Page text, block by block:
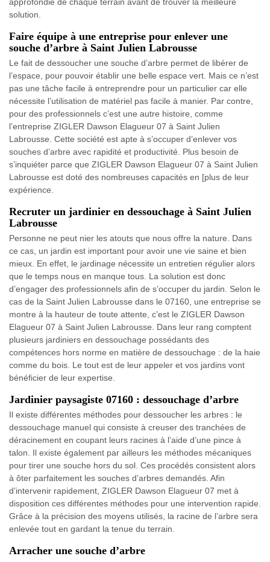
approfondie de chaque terrain avant de trouver la meilleure
solution.
Faire équipe à une entreprise pour enlever une
souche d’arbre à Saint Julien Labrousse
Le fait de dessoucher une souche d’arbre permet de libérer de
l’espace, pour pouvoir établir une belle espace vert. Mais ce n’est
pas une tâche facile à entreprendre pour un particulier car elle
nécessite l’utilisation de matériel pas facile à manier. Par contre,
pour des professionnels c’est une autre histoire, comme
l’entreprise ZIGLER Dawson Elagueur 07 à Saint Julien
Labrousse. Cette société est apte à s’occuper d’enlever vos
souches d’arbre avec rapidité et productivité. Plus besoin de
s’inquiéter parce que ZIGLER Dawson Elagueur 07 à Saint Julien
Labrousse est doté des nombreuses capacités en [plus de leur
expérience.
Recruter un jardinier en dessouchage à Saint Julien
Labrousse
Personne ne peut nier les atouts que nous offre la nature. Dans
ce cas, un jardin est important pour avoir une vie saine et bien
mieux. En effet, le jardinage nécessite un entretien régulier alors
que le temps nous en manque tous. La solution est donc
d’engager des professionnels afin de s’occuper du jardin. Selon le
cas de la Saint Julien Labrousse dans le 07160, une entreprise se
montre à la hauteur de toute attente, c’est le ZIGLER Dawson
Elagueur 07 à Saint Julien Labrousse. Dans leur rang comptent
plusieurs jardiniers en dessouchage possédants des
compétences hors norme en matière de dessouchage : de la haie
comme du bois. Le tout est de leur appeler et vos jardins vont
bénéficier de leur expertise.
Jardinier paysagiste 07160 : dessouchage d’arbre
Il existe différentes méthodes pour dessoucher les arbres : le
dessouchage manuel qui consiste à creuser des tranchées de
déracinement en coupant leurs racines à l’aide d’une pince à
talon. Il existe également par ailleurs les méthodes mécaniques
pour tirer une souche hors du sol. Ces procédés consistent alors
à ôter parfaitement les souches d’arbres demandés. Afin
d’intervenir rapidement, ZIGLER Dawson Elagueur 07 met à
disposition ces différentes méthodes pour une intervention rapide.
Grâce à la précision des moyens utilisés, la racine de l’arbre sera
enlevée tout en gardant la tenue du terrain.
Arracher une souche d’arbre